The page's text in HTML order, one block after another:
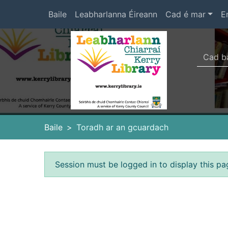
Baile
Leabharlanna Éireann Cad é mar
Baile Toradh ar an gcuardach
Earráid
Session must be logged in to display this